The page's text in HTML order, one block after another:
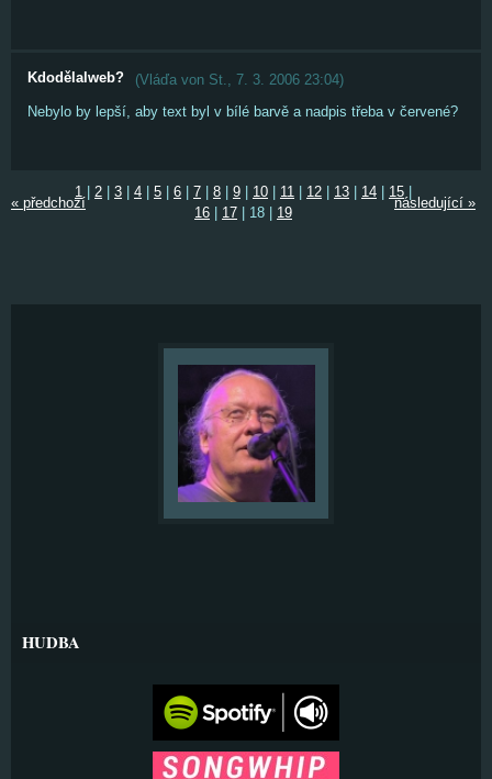
Kdodělalweb? (Vláďa von St., 7. 3. 2006 23:04)
Nebylo by lepší, aby text byl v bílé barvě a nadpis třeba v červené?
« předchozí
1 2 3 4 5 6 7 8 9 10 11 12 13 14 15
16
17 18 19
následující »
HUDBA